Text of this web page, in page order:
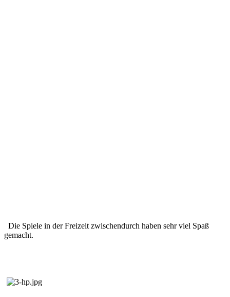
Die Spiele in der Freizeit zwischendurch haben sehr viel Spaß
gemacht.